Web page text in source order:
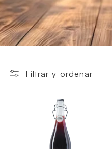
Filtrar y ordenar